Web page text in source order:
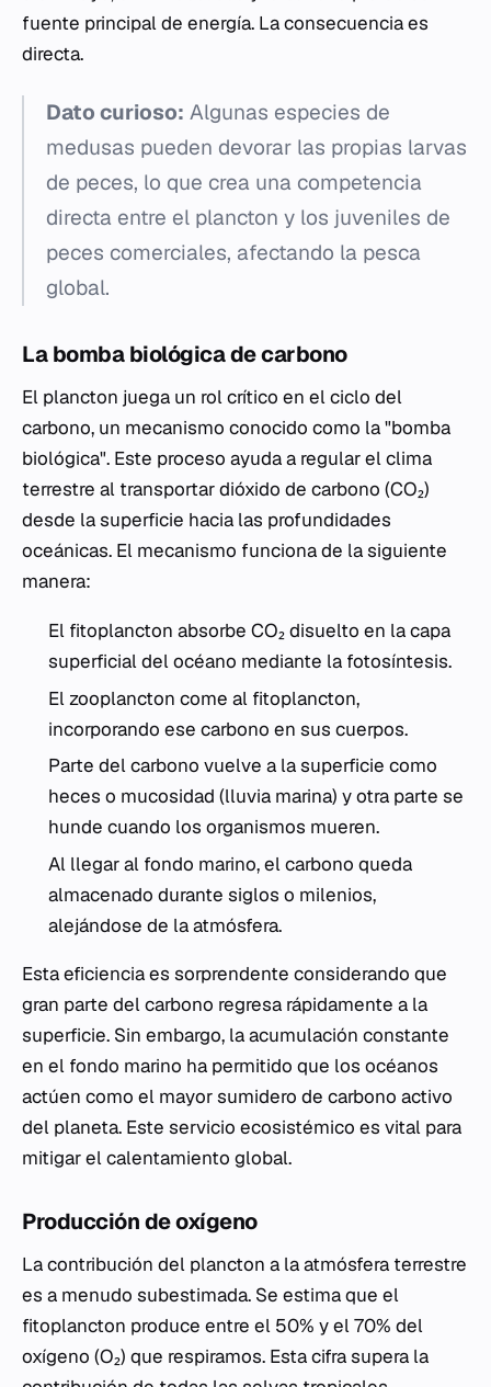
fuente principal de energía. La consecuencia es
directa.
Dato curioso: Algunas especies de
medusas pueden devorar las propias larvas
de peces, lo que crea una competencia
directa entre el plancton y los juveniles de
peces comerciales, afectando la pesca
global.
La bomba biológica de carbono
El plancton juega un rol crítico en el ciclo del
carbono, un mecanismo conocido como la "bomba
biológica". Este proceso ayuda a regular el clima
terrestre al transportar dióxido de carbono (CO₂)
desde la superficie hacia las profundidades
oceánicas. El mecanismo funciona de la siguiente
manera:
El fitoplancton absorbe CO₂ disuelto en la capa
superficial del océano mediante la fotosíntesis.
El zooplancton come al fitoplancton,
incorporando ese carbono en sus cuerpos.
Parte del carbono vuelve a la superficie como
heces o mucosidad (lluvia marina) y otra parte se
hunde cuando los organismos mueren.
Al llegar al fondo marino, el carbono queda
almacenado durante siglos o milenios,
alejándose de la atmósfera.
Esta eficiencia es sorprendente considerando que
gran parte del carbono regresa rápidamente a la
superficie. Sin embargo, la acumulación constante
en el fondo marino ha permitido que los océanos
actúen como el mayor sumidero de carbono activo
del planeta. Este servicio ecosistémico es vital para
mitigar el calentamiento global.
Producción de oxígeno
La contribución del plancton a la atmósfera terrestre
es a menudo subestimada. Se estima que el
fitoplancton produce entre el 50% y el 70% del
oxígeno (O₂) que respiramos. Esta cifra supera la